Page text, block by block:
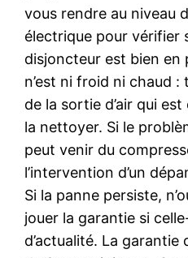
vous rendre au niveau
électrique pour vérifier
disjoncteur est bien en
n’est ni froid ni chaud :
de la sortie d’air qui
la nettoyer. Si le
peut venir du
l’intervention d’un
Si la panne persiste,
jouer la garantie si
d’actualité. La garantie